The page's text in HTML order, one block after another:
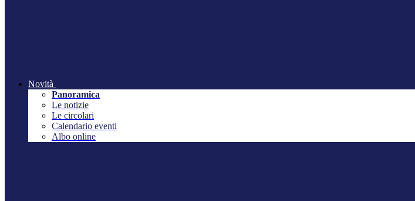
Novità
Panoramica
Le notizie
Le circolari
Calendario eventi
Albo online